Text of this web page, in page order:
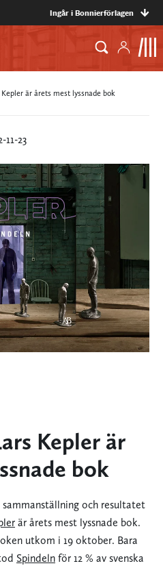
Ingår i Bonnierförlagen
är årets mest lyssnade bok
11-23
Kepler är
bok
och resultatet
är årets mest lyssnade bok.
utkom i 19 oktober. Bara
Spindeln för 12 % av svenska